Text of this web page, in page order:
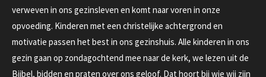
verweven in ons gezinsleven en komt naar voren in onze
opvoeding. Kinderen met een christelijke achtergrond en
motivatie passen het best in ons gezinshuis. Alle kinderen in ons
gezin gaan op zondagochtend mee naar de kerk, we lezen uit de
Bijbel, bidden en praten over ons geloof. Dat hoort bij wie wij zijn